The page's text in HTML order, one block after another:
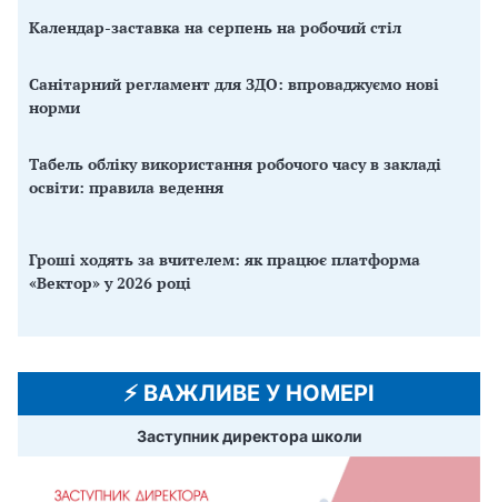
Календар-заставка на серпень на робочий стіл
Санітарний регламент для ЗДО: впроваджуємо нові
норми
Табель обліку використання робочого часу в закладі
освіти: правила ведення
Гроші ходять за вчителем: як працює платформа
«Вектор» у 2026 році
⚡️ ВАЖЛИВЕ У НОМЕРІ
Заступник директора школи